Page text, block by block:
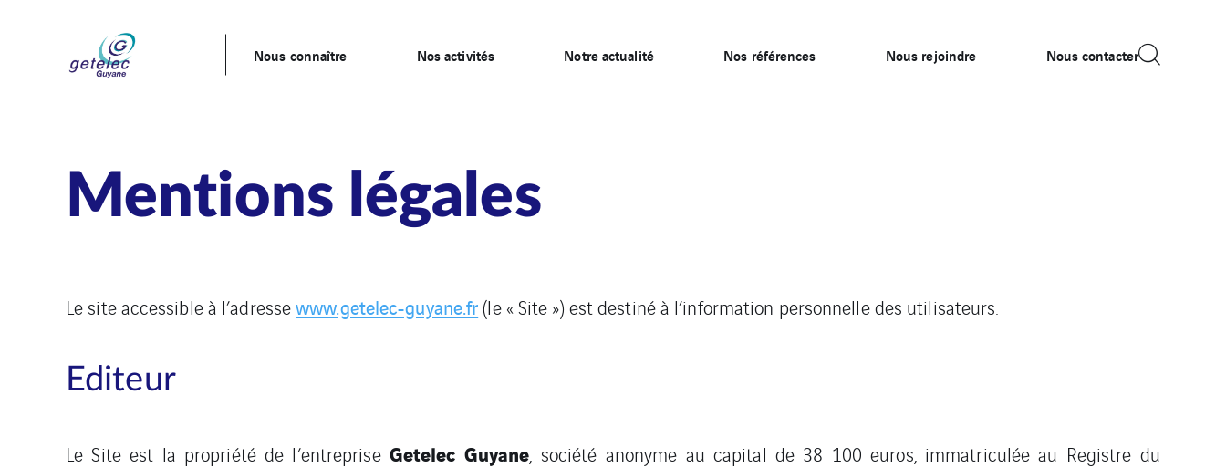
Nous connaître Nos activités Notre actualité Nos références Nous rejoindre Nous contacter
Mentions légales
Le site accessible à l’adressewww.getelec-guyane.fr(le « Site ») est destiné à l’information personnelle des utilisateurs.
Editeur
Le Site est la propriété de l’entreprise Getelec Guyane, société anonyme au capital de 38 100 euros, immatriculée au Registre du